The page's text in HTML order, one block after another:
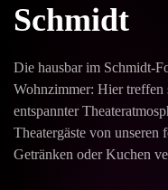
Schmidt
Die hausbar im Schmidt-
Wohnzimmer: Hier treffen
entspannter
Theatergäste von unseren
Getränken oder Kuchen